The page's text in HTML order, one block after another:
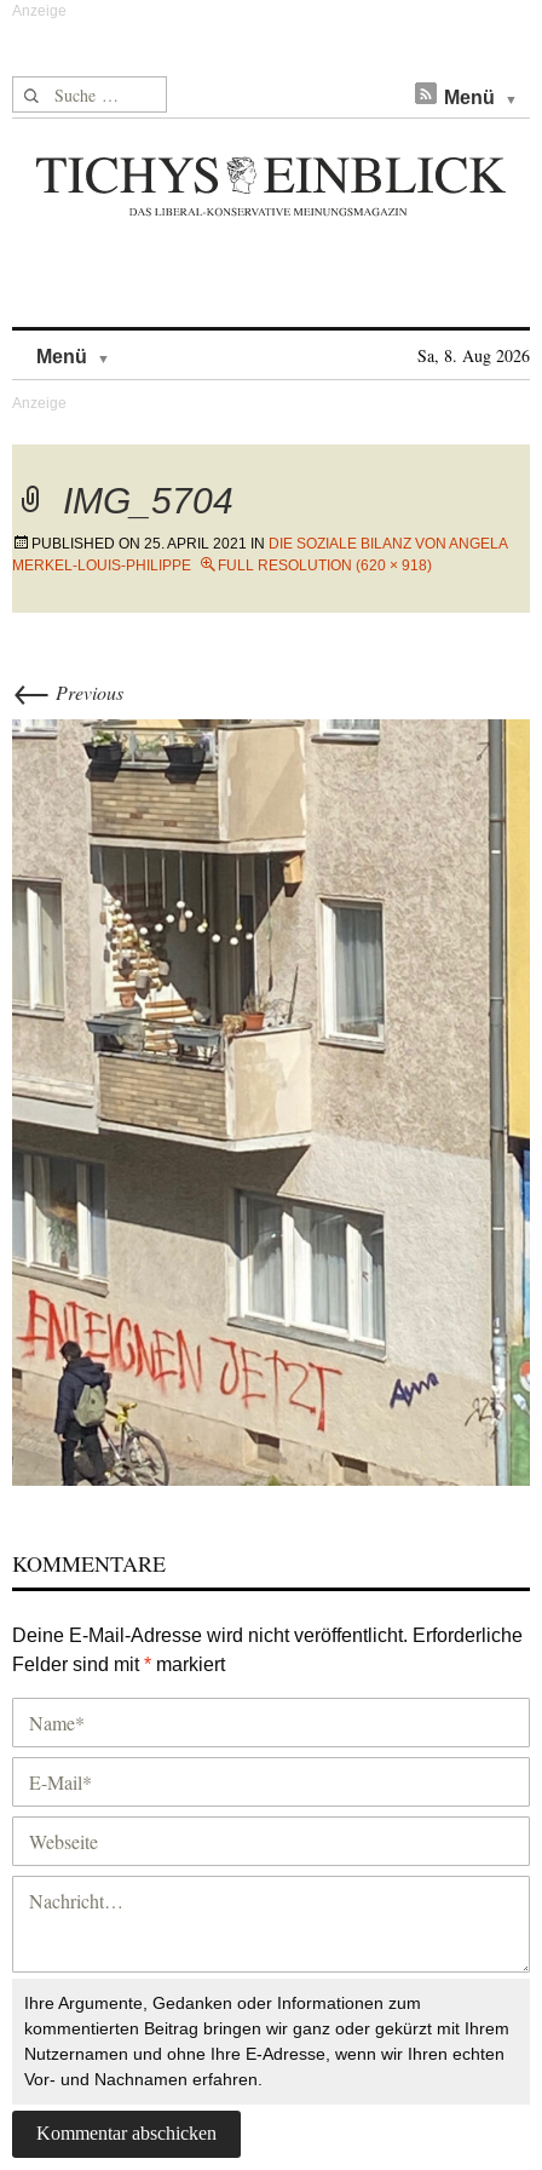
Suche nach: Menü
Menü Sa, 8. Aug 2026
IMG_5704
PUBLISHED ON 25. APRIL 2021 IN DIE SOZIALE BILANZ VON ANGELA
MERKEL-LOUIS-PHILIPPE
FULL RESOLUTION (620 × 918)
← Previous
KOMMENTARE
Deine E-Mail-Adresse wird nicht veröffentlicht. Erforderliche
Felder sind mit* markiert
Ihre Argumente, Gedanken oder Informationen zum
kommentierten Beitrag bringen wir ganz oder gekürzt mit Ihrem
Nutzernamen und ohne Ihre E-Adresse, wenn wir Ihren echten
Vor- und Nachnamen erfahren.